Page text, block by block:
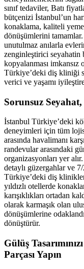
sınıf tedaviler, Batı
bütçenizi İstanbul’un
konaklama, kaliteli
dönüşümlerini
unutulmaz anılarla
zenginleştirici seyahatin
kopyalanması imkansız
Türkiye’deki diş kliniği
verici ve yaşamı
Sorunsuz
İstanbul Türkiye’deki
deneyimleri için tüm
arasında havalimanı
randevular arasındaki
organizasyonları yer
detaylı güzergahlar ve
Türkiye’deki diş
yıldızlı otellerde
karışıklıkları ortadan
olarak karmaşık olan
dönüşümlerine
dönüştürür.
Gülüş
Parçası Yapın